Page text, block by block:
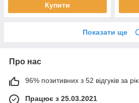
Купити
Показати ще
Про нас
96% позитивних з 52 відгуків за рік
Працює з 25.03.2021